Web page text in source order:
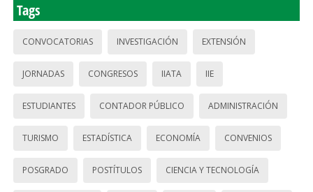
Tags
CONVOCATORIAS INVESTIGACIÓN EXTENSIÓN
JORNADAS CONGRESOS IIATA IIE
ESTUDIANTES CONTADOR PÚBLICO ADMINISTRACIÓN
TURISMO ESTADÍSTICA ECONOMÍA CONVENIOS
POSGRADO POSTÍTULOS CIENCIA Y TECNOLOGÍA